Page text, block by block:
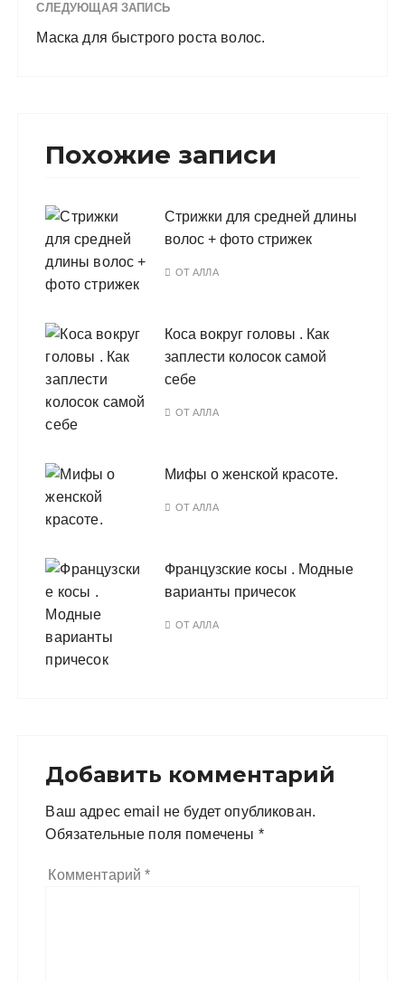
СЛЕДУЮЩАЯ ЗАПИСЬ
Маска для быстрого роста волос.
Похожие записи
Стрижки для средней длины
волос + фото стрижек
ОТАЛЛА
Коса вокруг головы . Как
заплести колосок самой
себе
ОТАЛЛА
Мифы о женской красоте.
ОТАЛЛА
Французские косы . Модные
варианты причесок
ОТАЛЛА
Добавить комментарий
Ваш адрес email не будет опубликован.
Обязательные поля помечены *
Комментарий*